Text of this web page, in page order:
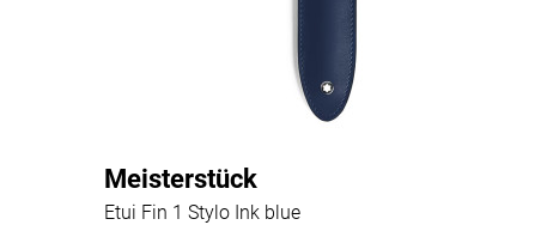
Meisterstück
Etui Fin 1 Stylo Ink blue